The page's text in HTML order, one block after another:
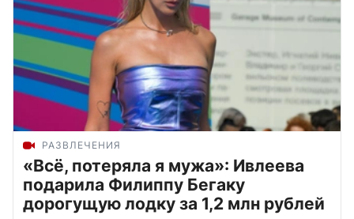
РАЗВЛЕЧЕНИЯ
«Всё, потеряла я мужа»: Ивлеева
подарила Филиппу Бегаку
дорогущую лодку за 1,2 млн рублей